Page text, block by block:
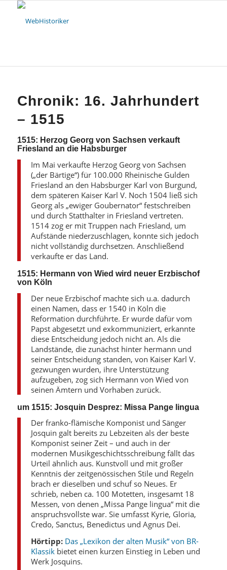
Chronik: 16. Jahrhundert
– 1515
1515: Herzog Georg von Sachsen verkauft
Friesland an die Habsburger
Im Mai verkaufte Herzog Georg von Sachsen
(„der Bärtige“) für 100.000 Rheinische Gulden
Friesland an den Habsburger Karl von Burgund,
dem späteren Kaiser Karl V. Noch 1504 ließ sich
Georg als „ewiger Goubernator“ festschreiben
und durch Statthalter in Friesland vertreten.
1514 zog er mit Truppen nach Friesland, um
Aufstände niederzuschlagen, konnte sich jedoch
nicht vollständig durchsetzen. Anschließend
verkaufte er das Land.
1515: Hermann von Wied wird neuer Erzbischof
von Köln
Der neue Erzbischof machte sich u.a. dadurch
einen Namen, dass er 1540 in Köln die
Reformation durchführte. Er wurde dafür vom
Papst abgesetzt und exkommuniziert, erkannte
diese Entscheidung jedoch nicht an. Als die
Landstände, die zunächst hinter hermann und
seiner Entscheidung standen, von Kaiser Karl V.
gezwungen wurden, ihre Unterstützung
aufzugeben, zog sich Hermann von Wied von
seinen Ämtern und Vorhaben zurück.
um 1515: Josquin Desprez: Missa Pange lingua
Der franko-flämische Komponist und Sänger
Josquin galt bereits zu Lebzeiten als der beste
Komponist seiner Zeit – und auch in der
modernen Musikgeschichtsschreibung fällt das
Urteil ähnlich aus. Kunstvoll und mit großer
Kenntnis der zeitgenössischen Stile und Regeln
brach er dieselben und schuf so Neues. Er
schrieb, neben ca. 100 Motetten, insgesamt 18
Messen, von denen „Missa Pange lingua“ mit die
anspruchsvollste war. Sie umfasst Kyrie, Gloria,
Credo, Sanctus, Benedictus und Agnus Dei.
Hörtipp: Das „Lexikon der alten Musik“ von BR-
Klassikbietet einen kurzen Einstieg in Leben und
Werk Josquins.